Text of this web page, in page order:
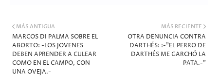
MÁS RECIENTE
OTRA DENUNCIA CONTRA
DARTHÉS: :-"EL PERRO DE
DARTHÉS ME GARCHÓ LA
PATA.-"
MÁS ANTIGUA
MARCOS DI PALMA SOBRE EL
ABORTO: -LOS JOVENES
DEBEN APRENDER A CULEAR
COMO EN EL CAMPO, CON
UNA OVEJA.-